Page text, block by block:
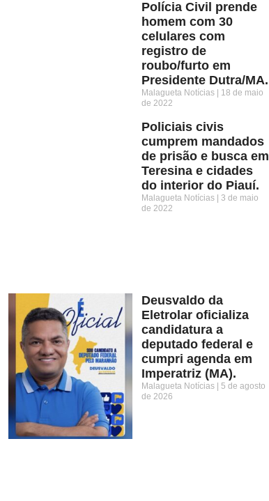
Polícia Civil prende
homem com 30
celulares com
registro de
roubo/furto em
Presidente Dutra/MA.
Malagueta Notícias
18 de maio
de 2022
Policiais civis
cumprem mandados
de prisão e busca em
Teresina e cidades
do interior do Piauí.
Malagueta Notícias
3 de maio
de 2022
Deusvaldo da
Eletrolar oficializa
candidatura a
deputado federal e
cumpri agenda em
Imperatriz (MA).
Malagueta Notícias
5 de agosto
de 2026